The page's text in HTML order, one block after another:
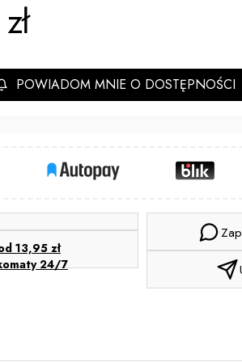
POWIADOM MNIE O DOSTĘPNOŚCI
13,95 zł
24/7